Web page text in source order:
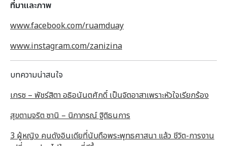
ที่มาและภาพ
www.facebook.com/ruamduay
www.instagram.com/zanizina
บทความน่าสนใจ
เกรซ – พัชร์สิตา อธิอนันตศักดิ์ เป็นจิตอาสาเพราะหัวใจเรียกร้อง
สุขตามจริต ซานิ – นิภาภรณ์ ฐิติธนการ
3 ผู้หญิง คนดังอินเดียที่นับถือพระพุทธศาสนา แล้ว ชีวิต-การงาน